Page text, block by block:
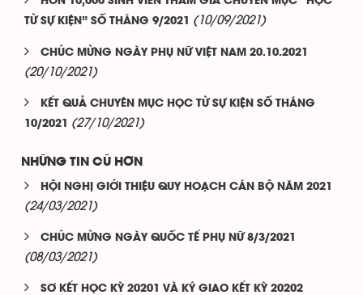
TỪ SỰ KIỆN” SỐ THÁNG 9/2021
(10/09/2021)
CHÚC MỪNG NGÀY PHỤ NỮ VIỆT NAM 20.10.2021
(20/10/2021)
KẾT QUẢ CHUYÊN MỤC HỌC TỪ SỰ KIỆN SỐ THÁNG
10/2021
(27/10/2021)
NHỮNG TIN CŨ HƠN
HỘI NGHỊ GIỚI THIỆU QUY HOẠCH CÁN BỘ NĂM 2021
(24/03/2021)
CHÚC MỪNG NGÀY QUỐC TẾ PHỤ NỮ 8/3/2021
(08/03/2021)
SƠ KẾT HỌC KỲ 20201 VÀ KÝ GIAO KẾT KỲ 20202